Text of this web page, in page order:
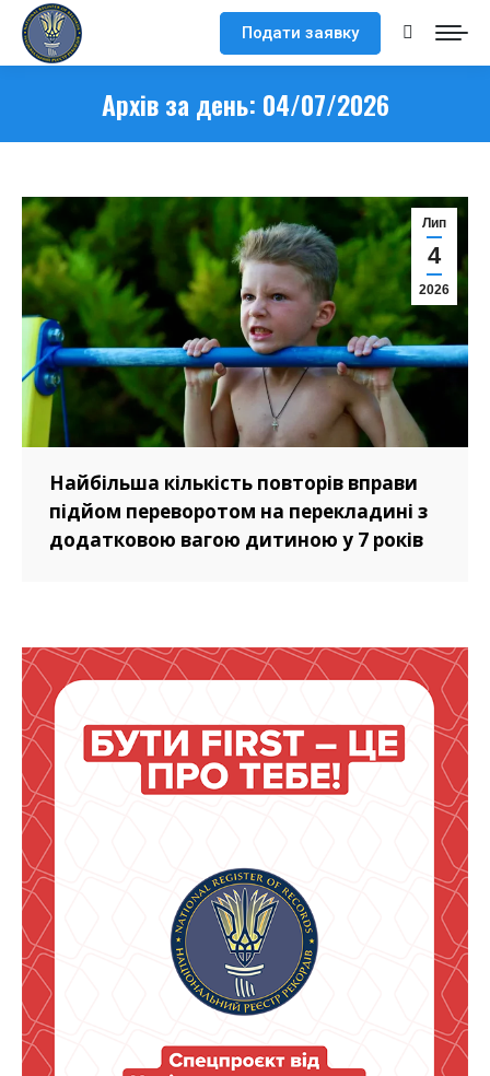
Подати заявку Search:
Архів за день: 04/07/2026
Лип
4
2026
Найбільша кількість повторів вправи
підйом переворотом на перекладині з
додатковою вагою дитиною у 7 років